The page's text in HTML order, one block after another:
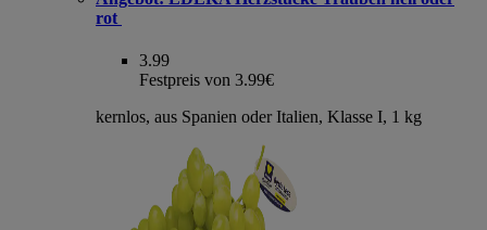
rot
3.99
Festpreis von 3.99€
kernlos, aus Spanien oder Italien, Klasse I, 1 kg